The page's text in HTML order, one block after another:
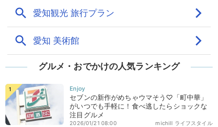
グルメ・おでかけの人気ランキング
セブンの新作がめちゃウマそう♡「町中華」
がいつでも手軽に！食べ逃したらショックな
注目グルメ
michill ライフスタイル
2026/01/21 08:00